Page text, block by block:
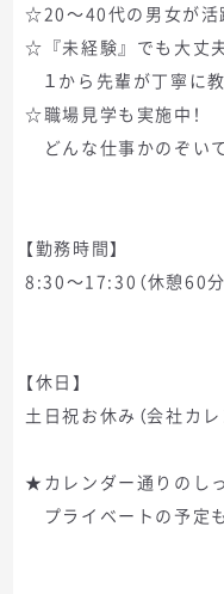
☆20～40代の男女が活
☆『未経験』でも大丈夫
１から先輩が丁寧に教
☆職場見学も実施中！
どんな仕事かのぞい
【勤務時間】
8:30～17:30（休憩60分
【休日】
土日祝お休み（会社カレ
★カレンダー通りのし
プライベートの予定